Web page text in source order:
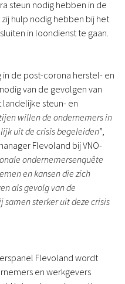
steun nodig hebben in de
hulp nodig hebben bij het
in loondienst te gaan.
de post-corona herstel- en
van de gevolgen van
steun- en
willen de ondernemers in
uit de crisis begeleiden”,
Flevoland bij VNO-
ondernemersenquête
en kansen die zich
als gevolg van de
samen sterker uit deze crisis
Flevoland wordt
en werkgevers